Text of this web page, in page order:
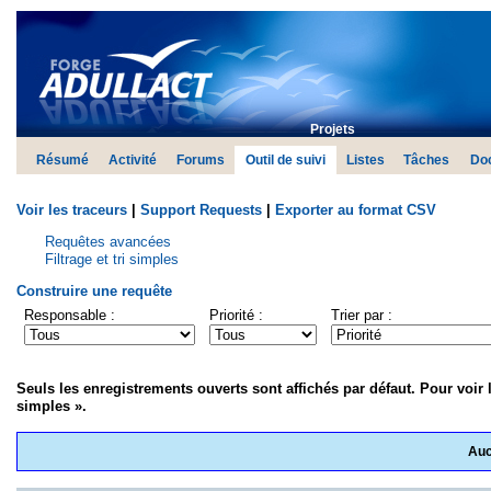
Projets
Résumé Activité Forums Outil de suivi Listes Tâches
Voir les traceurs | Support Requests | Exporter au format CSV
Requêtes avancées
Filtrage et tri simples
Construire une requête
Responsable :
Priorité : Trier par :
Seuls les enregistrements ouverts sont affichés par défaut. Pour
simples ».